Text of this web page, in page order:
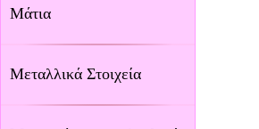
Μάτια
Μεταλλικά Στοιχεία